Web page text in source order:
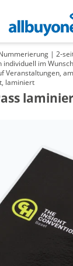
| 2-
individuell im
Veranstaltungen,
laminiert